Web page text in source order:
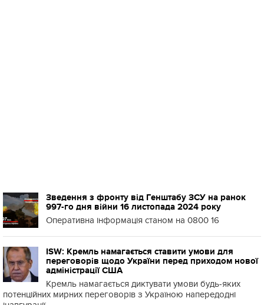
Зведення з фронту від Генштабу ЗСУ на ранок
997-го дня війни 16 листопада 2024 року
Оперативна інформація станом на 0800 16
ISW: Кремль намагається ставити умови для
переговорів щодо України перед приходом нової
адміністрації США
Кремль намагається диктувати умови будь-яких
потенційних мирних переговорів з Україною напередодні